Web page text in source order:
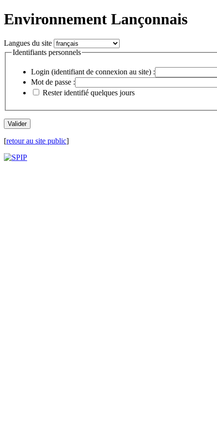
Environnement Lançonnais
Langues du site
Identifiants personnels
Login (identifiant de connexion au site) :
Mot de passe :
Rester identifié quelques jours
[retour au site public]